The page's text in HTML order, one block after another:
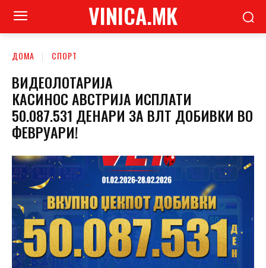
VINICA.MK
ДОМА СПОРТ
ВИДЕОЛОТАРИЈА
КАСИНОС АВСТРИЈА ИСПЛАТИ
50.087.531 ДЕНАРИ ЗА ВЛТ ДОБИВКИ ВО
ФЕВРУАРИ!